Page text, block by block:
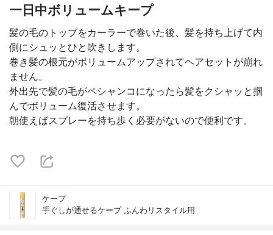
一日中ボリュームキープ
髪の毛のトップをカーラーで巻いた後、髪を持ち上げて内
側にシュッとひと吹きします。
巻き髪の根元がボリュームアップされてヘアセットが崩れ
ません。
外出先で髪の毛がペシャンコになったら髪をクシャッと掴
んでボリューム復活させます。
朝使えばスプレーを持ち歩く必要がないので便利です。
ケープ
手ぐしが通せるケープ ふんわリスタイル用